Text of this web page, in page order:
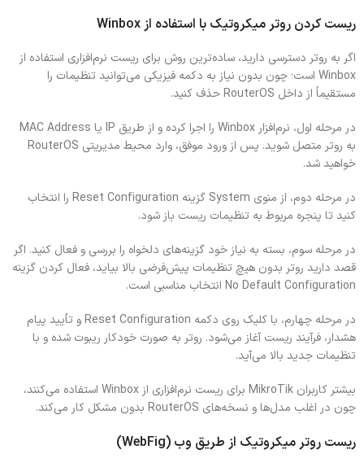
ریست کردن روتر میکروتیک با استفاده از Winbox
اگر به روتر دسترسی دارید، ساده‌ترین روش برای ریست نرم‌افزاری استفاده از
Winbox است؛ چون بدون نیاز به دکمه فیزیکی می‌توانید تنظیمات را
مستقیماً از داخل RouterOS حذف کنید.
در مرحله اول، نرم‌افزار Winbox را اجرا کرده و از طریق IP یا MAC Address
به روتر متصل شوید. پس از ورود موفق، وارد محیط مدیریتی RouterOS
خواهید شد.
در مرحله دوم، از منوی System گزینه Reset Configuration را انتخاب
کنید تا پنجره مربوط به تنظیمات ریست باز شود.
در مرحله سوم، بسته به نیاز خود گزینه‌های دلخواه را بررسی و فعال کنید. اگر
قصد دارید روتر بدون هیچ تنظیمات پیش‌فرضی بالا بیاید، فعال کردن گزینه
No Default Configuration انتخاب مناسبی است.
در مرحله چهارم، با کلیک روی دکمه Reset Configuration و تأیید پیام
هشدار، فرآیند ریست آغاز می‌شود. روتر به‌ صورت خودکار ریبوت شده و با
تنظیمات جدید بالا می‌آید.
بیشتر کاربران MikroTik برای ریست نرم‌افزاری از Winbox استفاده می‌کنند،
چون در اغلب مدل‌ها و نسخه‌های RouterOS بدون مشکل کار می‌کند.
ریست روتر میکروتیک از طریق وب (WebFig)